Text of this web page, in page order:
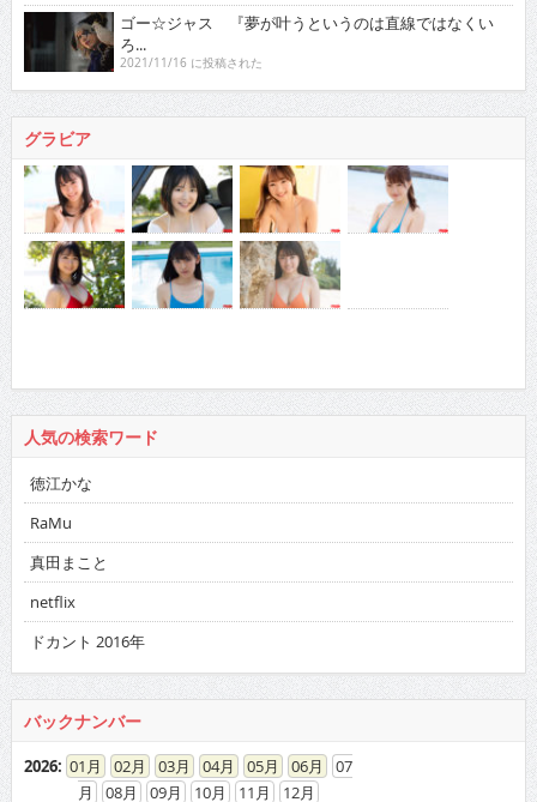
ゴー☆ジャス 『夢が叶うというのは直線ではなくい
ろ...
2021/11/16 に投稿された
グラビア
人気の検索ワード
徳江かな
RaMu
真田まこと
netflix
ドカント 2016年
バックナンバー
2026: 01 02 03 04 05 06
07
08
09 10 11 12